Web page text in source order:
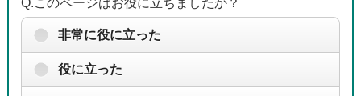
Q.このページはお役に立ちましたか？
非常に役に立った
役に立った